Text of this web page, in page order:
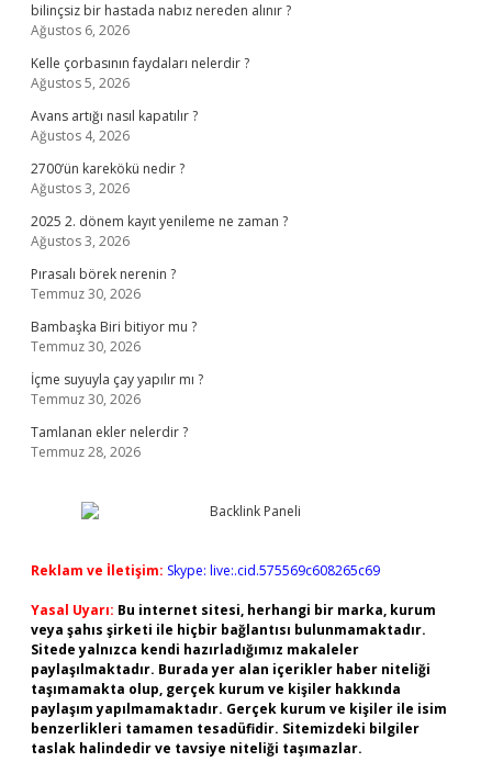
bilinçsiz bir hastada nabız nereden alınır ?
Ağustos 6, 2026
Kelle çorbasının faydaları nelerdir ?
Ağustos 5, 2026
Avans artığı nasıl kapatılır ?
Ağustos 4, 2026
2700’ün karekökü nedir ?
Ağustos 3, 2026
2025 2. dönem kayıt yenileme ne zaman ?
Ağustos 3, 2026
Pırasalı börek nerenin ?
Temmuz 30, 2026
Bambaşka Biri bitiyor mu ?
Temmuz 30, 2026
İçme suyuyla çay yapılır mı ?
Temmuz 30, 2026
Tamlanan ekler nelerdir ?
Temmuz 28, 2026
Reklam ve İletişim: Skype: live:.cid.575569c608265c69
Yasal Uyarı: Bu internet sitesi, herhangi bir marka, kurum
veya şahıs şirketi ile hiçbir bağlantısı bulunmamaktadır.
Sitede yalnızca kendi hazırladığımız makaleler
paylaşılmaktadır. Burada yer alan içerikler haber niteliği
taşımamakta olup, gerçek kurum ve kişiler hakkında
paylaşım yapılmamaktadır. Gerçek kurum ve kişiler ile isim
benzerlikleri tamamen tesadüfidir. Sitemizdeki bilgiler
taslak halindedir ve tavsiye niteliği taşımazlar.